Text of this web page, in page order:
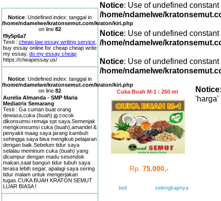
Notice: Undefined index: tanggal in
/home/ndamelwe/kratonsemut.com/kraton/kiri.php
on line 82
f9y5p6a7
Testi : cheap law essay writing service
buy essay online for cheap cheap write
my essay, do my essay cheap
https://cheapessay.us/
Notice: Undefined index: tanggal in
/home/ndamelwe/kratonsemut.com/kraton/kiri.php
on line 82
Aurelia Almanda - SMP Maria
Mediatrix Semarang
Testi : Ga cuman buat orang
dewasa,cuka (buah) jg cocok
dikonsumsi remaja spt saya.Semenjak
mengkonsumsi cuka (buah),amandel &
penyakit maag saya jarang kambuh
sehingga saya bisa mengikuti pelajaran
dengan baik.Sebelum tidur saya
selalau meminum cuka (buah) yang
dicampur dengan madu sesendok
makan,saat bangun tidur tubuh saya
terasa lebih segar, apalagi saya sering
tidur malam untuk mengerjakan
tugas.CUKA BUAH KRATON SEMUT
LUAR BIASA !
Notice: Use of undefined
/home/ndamelwe/
Notice: Use of undefined
/home/ndamelwe/
Notice: Use of undefined
/home/ndamelwe/
Cuka Buah M-1 : 250 ml
Rp. 75.000,-
beli selengkapnya
Notice
'harga'